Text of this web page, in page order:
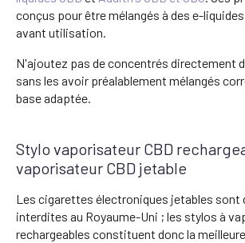
conçus pour être mélangés à des e-
avant utilisation.
N'ajoutez pas de concentrés directement
sans les avoir préalablement mélangés
base adaptée.
Stylo vaporisateur CBD
vaporisateur CBD jetable
Les cigarettes électroniques jetables sont
interdites au Royaume-Uni ; les stylos à
rechargeables constituent donc la